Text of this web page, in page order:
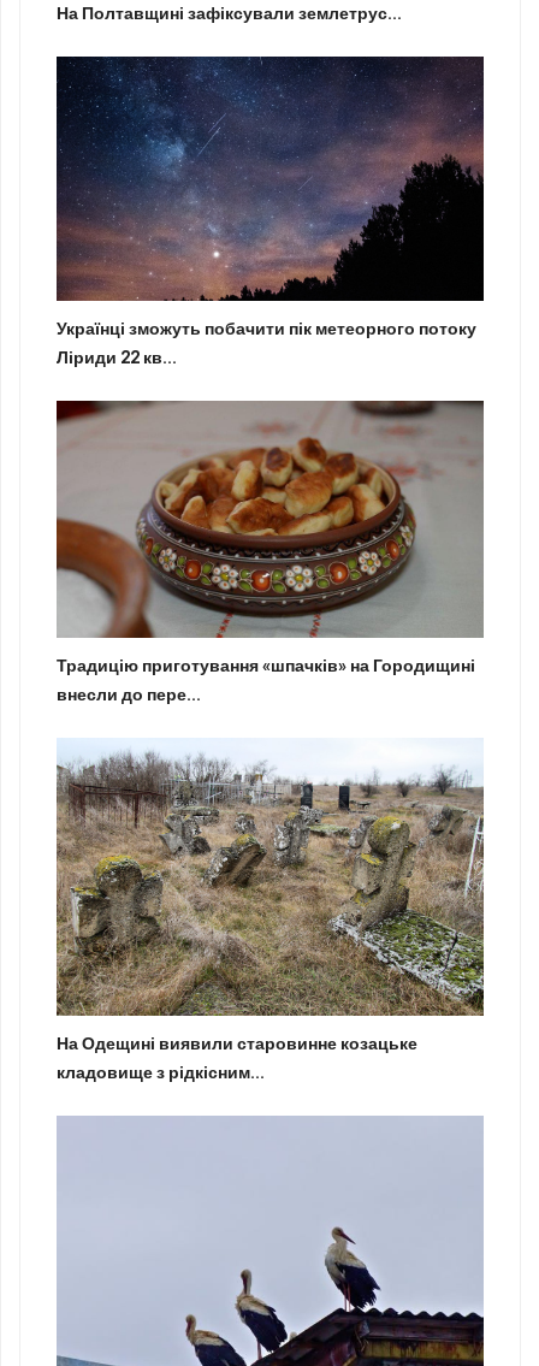
На Полтавщині зафіксували землетрус...
Українці зможуть побачити пік метеорного потоку
Ліриди 22 кв...
Традицію приготування «шпачків» на Городищині
внесли до пере...
На Одещині виявили старовинне козацьке
кладовище з рідкісним...